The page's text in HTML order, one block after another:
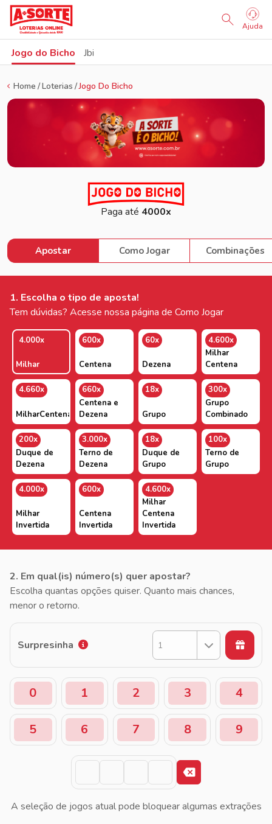
Ajuda
Jogo do Bicho Jbi
Home Loterias Jogo Do Bicho
Paga até 4000x
Apostar Como Jogar Combinações
1. Escolha o tipo de aposta!
Tem dúvidas? Acesse nossa página de Como Jogar
4.000x
Milhar
600x
Centena
60x
Dezena
4.600x
Milhar
Centena
4.660x
MilharCentenaDezena
660x
Centena e
Dezena
18x
Grupo
300x
Grupo
Combinado
200x
Duque de
Dezena
3.000x
Terno de
Dezena
18x
Duque de
Grupo
100x
Terno de
Grupo
4.000x
Milhar
Invertida
600x
Centena
Invertida
4.600x
Milhar
Centena
Invertida
2. Em qual(is) número(s) quer apostar?
Escolha quantas opções quiser. Quanto mais chances,
menor o retorno.
Surpresinha 1
0 1 2 3 4
5 6 7 8 9
A seleção de jogos atual pode bloquear algumas extrações